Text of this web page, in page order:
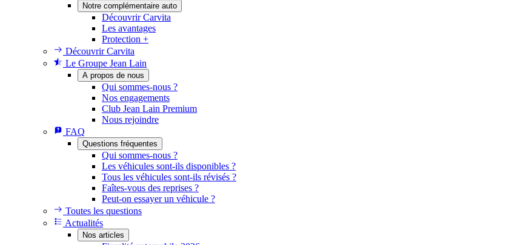
Notre complémentaire auto
Découvrir Carvita
Les avantages
Protection +
Découvrir Carvita
Le Groupe Jean Lain
A propos de nous
Qui sommes-nous ?
Nos engagements
Club Jean Lain Premium
Nous rejoindre
FAQ
Questions fréquentes
Qui sommes-nous ?
Les véhicules sont-ils disponibles ?
Tous les véhicules sont-ils révisés ?
Faîtes-vous des reprises ?
Peut-on essayer un véhicule ?
Toutes les questions
Actualités
Nos articles